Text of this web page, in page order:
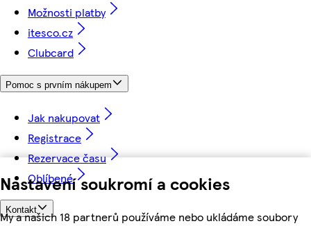
Nastavení soukromí a cookies
My a našich 18 partnerů používáme nebo ukládáme soubory
Možnosti platby
itesco.cz
Clubcard
Pomoc s prvním nákupem
Jak nakupovat
Registrace
Rezervace času
Oblíbené
Kontakt